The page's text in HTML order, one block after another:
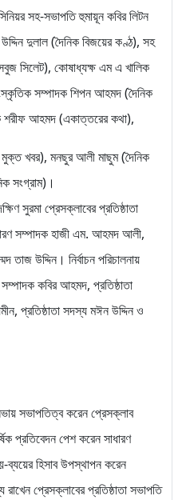
সহ-সভাপতি হুমায়ূন কবির লিটন
দুলাল (দৈনিক বিজয়ের কণ্ঠ), সহ
সিলেট), কোষাধ্যক্ষ এম এ খালিক
সম্পাদক শিপন আহমদ (দৈনিক
শরীফ আহমদ (একাত্তরের কথা),
মুক্ত খবর), মনছুর আলী মাছুম (দৈনিক
সংগ্রাম)।
সুরমা প্রেসক্লাবের প্রতিষ্ঠাতা
সম্পাদক হাজী এম. আহমদ আলী,
তাজ উদ্দিন। নির্বাচন পরিচালনায়
কবির আহমদ, প্রতিষ্ঠাতা
প্রতিষ্ঠাতা সদস্য মঈন উদ্দিন ও
সভাপতিত্ব করেন প্রেসক্লাব
প্রতিবেদন পেশ করেন সাধারণ
হিসাব উপস্থাপন করেন
প্রেসক্লাবের প্রতিষ্ঠাতা সভাপতি